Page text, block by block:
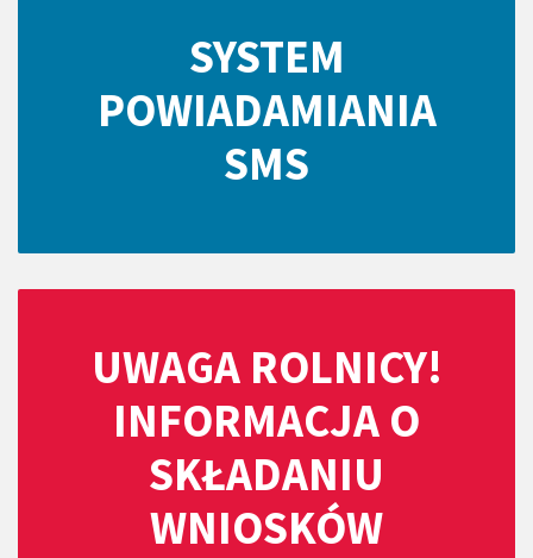
SYSTEM
POWIADAMIANIA
SMS
UWAGA ROLNICY!
INFORMACJA O
SKŁADANIU
WNIOSKÓW